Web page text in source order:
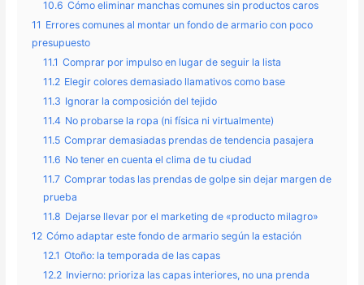
10.6 Cómo eliminar manchas comunes sin productos caros
11 Errores comunes al montar un fondo de armario con poco
presupuesto
11.1 Comprar por impulso en lugar de seguir la lista
11.2 Elegir colores demasiado llamativos como base
11.3 Ignorar la composición del tejido
11.4 No probarse la ropa (ni física ni virtualmente)
11.5 Comprar demasiadas prendas de tendencia pasajera
11.6 No tener en cuenta el clima de tu ciudad
11.7 Comprar todas las prendas de golpe sin dejar margen de
prueba
11.8 Dejarse llevar por el marketing de «producto milagro»
12 Cómo adaptar este fondo de armario según la estación
12.1 Otoño: la temporada de las capas
12.2 Invierno: prioriza las capas interiores, no una prenda